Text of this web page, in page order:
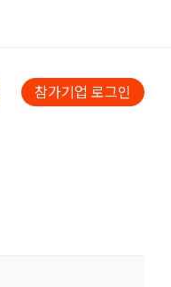
참가기업 로그인